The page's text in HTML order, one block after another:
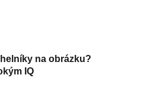
na obrázku?
IQ